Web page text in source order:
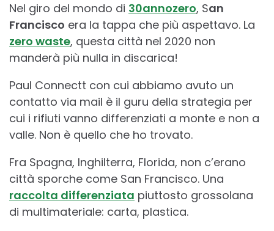
Nel giro del mondo di 30annozero, San
Francisco era la tappa che più aspettavo. La
zero waste, questa città nel 2020 non
manderà più nulla in discarica!
Paul Connectt con cui abbiamo avuto un
contatto via mail è il guru della strategia per
cui i rifiuti vanno differenziati a monte e non a
valle. Non è quello che ho trovato.
Fra Spagna, Inghilterra, Florida, non c’erano
città sporche come San Francisco. Una
raccolta differenziata piuttosto grossolana
di multimateriale: carta, plastica.